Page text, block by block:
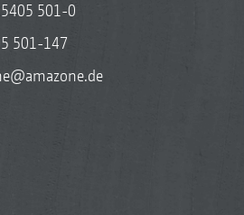
501-0
501-147